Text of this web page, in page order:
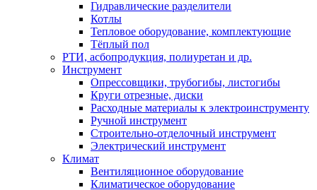
Гидравлические разделители
Котлы
Тепловое оборудование, комплектующие
Тёплый пол
РТИ, асбопродукция, полиуретан и др.
Инструмент
Опрессовщики, трубогибы, листогибы
Круги отрезные, диски
Расходные материалы к электроинструменту
Ручной инструмент
Строительно-отделочный инструмент
Электрический инструмент
Климат
Вентиляционное оборудование
Климатическое оборудование